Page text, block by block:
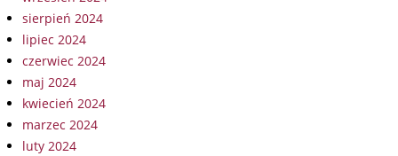
sierpień 2024
lipiec 2024
czerwiec 2024
maj 2024
kwiecień 2024
marzec 2024
luty 2024